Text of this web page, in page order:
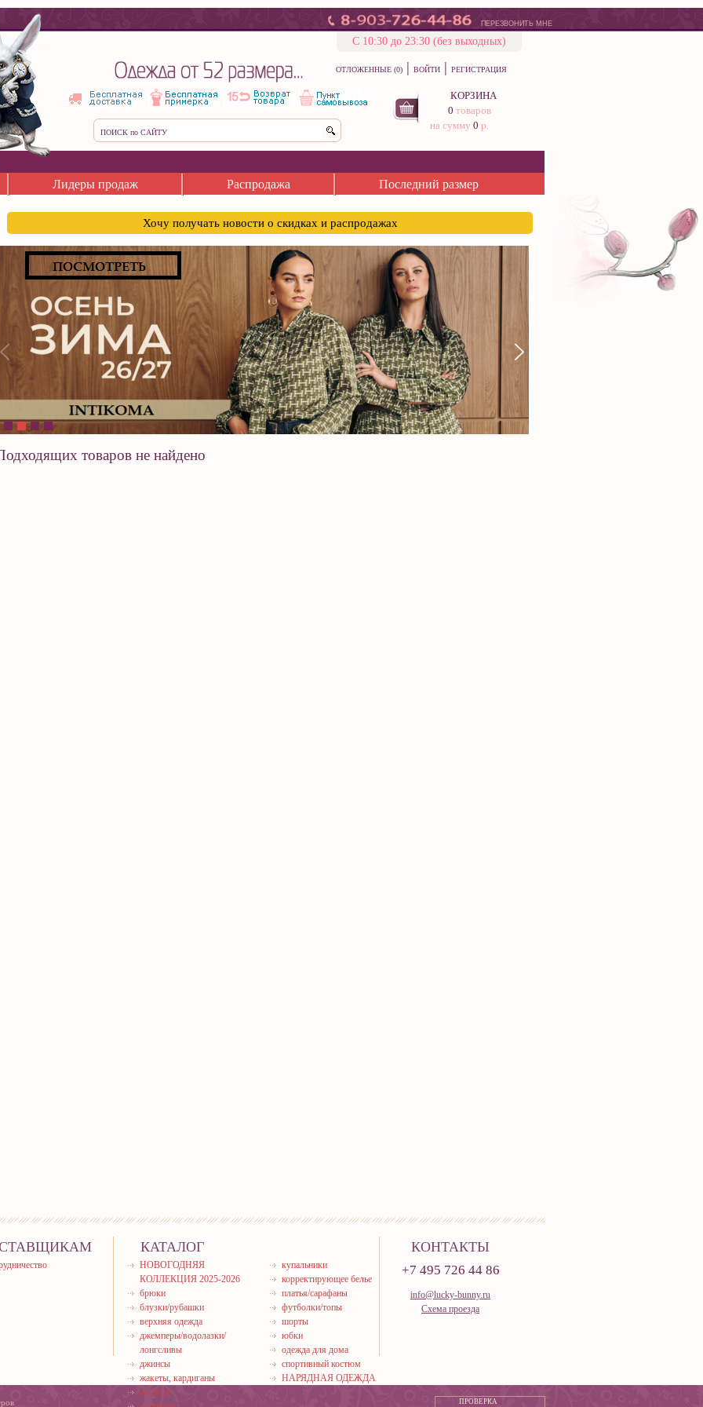
ПЕРЕЗВОНИТЬ МНЕ
С 10:30 до 23:30 (без выходных)
ОТЛОЖЕННЫЕ (0) | ВОЙТИ | РЕГИСТРАЦИЯ
КОРЗИНА
0 товаров
на сумму 0 р.
Лидеры продаж Распродажа Последний размер
Хочу получать новости о скидках и распродажах
товаров не найдено
КАТАЛОГ
НОВОГОДНЯЯ
КОЛЛЕКЦИЯ 2025-2026
брюки
блузки/рубашки
верхняя одежда
джемперы/водолазки/
лонгсливы
джинсы
жакеты, кардиганы
жилеты
купальники
корректирующее белье
платья/сарафаны
футболки/топы
шорты
юбки
одежда для дома
спортивный костюм
НАРЯДНАЯ ОДЕЖДА
КОНТАКТЫ
+7 495 726 44 86
info@lucky-bunny.ru
Схема проезда
ПРОВЕРКА